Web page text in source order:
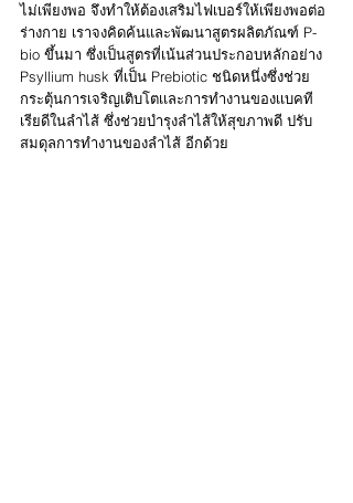
ไม่เพียงพอ จึงทำให้ต้องเสริมไฟเบอร์ให้เพียงพอต่อ
ร่างกาย เราจงคิดค้นและพัฒนาสูตรผลิตภัณฑ์ P-
bio ขึ้นมา ซึ่งเป็นสูตรที่เน้นส่วนประกอบหลักอย่าง
Psyllium husk ที่เป็น Prebiotic ชนิดหนึ่งซึ่งช่วย
กระตุ้นการเจริญเติบโตเเละการทำงานของเเบคที
เรียดีในลำไส้ ซึ่งช่วยบำรุงลำไส้ให้สุขภาพดี ปรับ
สมดุลการทำงานของลำไส้ อีกด้วย